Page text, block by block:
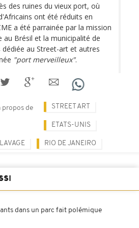
des ruines du vieux port, où
ont été réduits en
a été parrainée par la mission
Brésil et la municipalité de
au Street-art et autres
"port merveilleux".
propos de STREET ART
ETATS-UNIS
RIO DE JANEIRO
dans un parc fait polémique